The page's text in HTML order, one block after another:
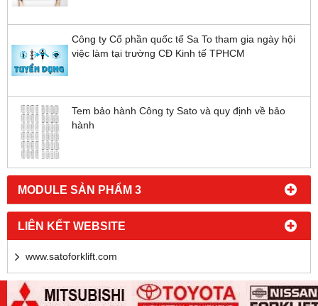
Công ty Cổ phần quốc tế Sa To tham gia ngày hội
việc làm tại trường CĐ Kinh tế TPHCM
Tem bảo hành Công ty Sato và quy định về bảo
hành
MODULE SẢN PHẨM 3
LIÊN KẾT WEBSITE
www.satoforklift.com